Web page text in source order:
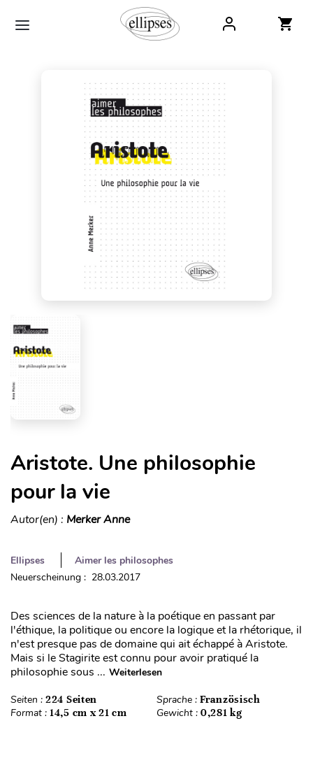
Aristote. Une philosophie
pour la vie
Autor(en) : Merker Anne
Ellipses
Aimer les philosophes
Neuerscheinung : 28.03.2017
Des sciences de la nature à la poétique en passant par
l'éthique, la politique ou encore la logique et la rhétorique, il
n'est presque pas de domaine qui ait échappé à Aristote.
Mais si le Stagirite est connu pour avoir pratiqué la
philosophie sous ... Weiterlesen
Seiten : 224 Seiten Sprache : Französisch
Format : 14,5 cm x 21 cm Gewicht : 0,281 kg